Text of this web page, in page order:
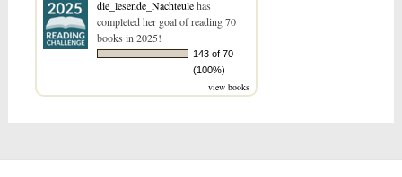
die_lesende_Nachteulehas
completed her goal of reading 70
books in 2025!
143 of 70
(100%)
view books